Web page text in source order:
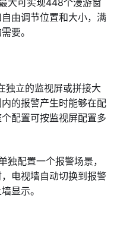
由调节位置和大小，满
要。
独立的监视屏或拼接大
的报警产生时能够在配
配置可按监视屏配置多
配置一个报警场景，
电视墙自动切换到报警
显示。